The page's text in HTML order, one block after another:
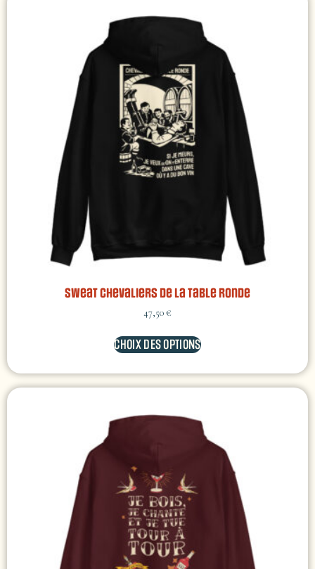
Sweat Chevaliers de la Table Ronde
47,50€
CHOIX DES OPTIONS